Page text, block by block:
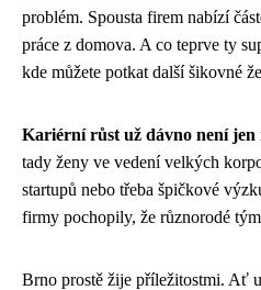
problém. Spousta firem nabízí
práce z domova. A co teprve ty
kde můžete potkat další šikovné
Kariérní růst už dávno není jen
tady ženy ve vedení velkých
startupů nebo třeba špičkové
firmy pochopily, že různorodé
Brno prostě žije příležitostmi. Ať